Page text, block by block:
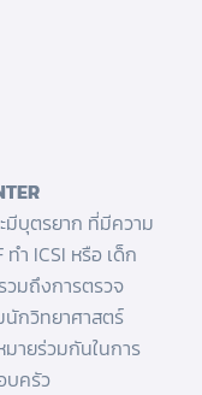
มีบุตรยาก ที่มีความ
ทำ ICSI หรือ เด็ก
รวมถึงการตรวจ
นักวิทยาศาสตร์
ายร่วมกันในการ
บครัว